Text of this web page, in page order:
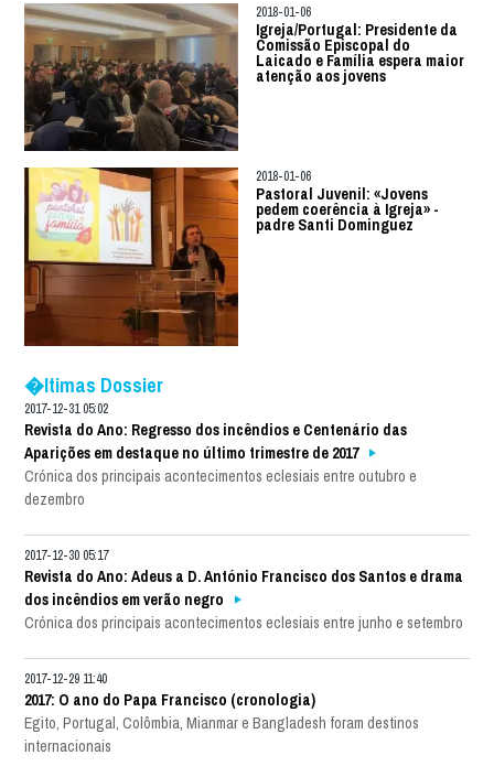
2018-01-06
Igreja/Portugal: Presidente da
Comissão Episcopal do
Laicado e Família espera maior
atenção aos jovens
2018-01-06
Pastoral Juvenil: «Jovens
pedem coerência à Igreja» -
padre Santi Dominguez
�ltimas Dossier
2017-12-31 05:02
Revista do Ano: Regresso dos incêndios e Centenário das
Aparições em destaque no último trimestre de 2017
Crónica dos principais acontecimentos eclesiais entre outubro e
dezembro
2017-12-30 05:17
Revista do Ano: Adeus a D. António Francisco dos Santos e drama
dos incêndios em verão negro
Crónica dos principais acontecimentos eclesiais entre junho e setembro
2017-12-29 11:40
2017: O ano do Papa Francisco (cronologia)
Egito, Portugal, Colômbia, Mianmar e Bangladesh foram destinos
internacionais